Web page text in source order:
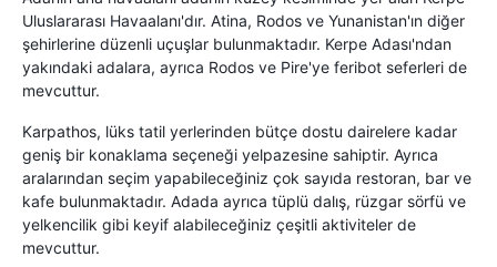
Uluslararası Havaalanı'dır. Atina, Rodos ve Yunanistan'ın diğer
şehirlerine düzenli uçuşlar bulunmaktadır. Kerpe Adası'ndan
yakındaki adalara, ayrıca Rodos ve Pire'ye feribot seferleri de
mevcuttur.
Karpathos, lüks tatil yerlerinden bütçe dostu dairelere kadar
geniş bir konaklama seçeneği yelpazesine sahiptir. Ayrıca
aralarından seçim yapabileceğiniz çok sayıda restoran, bar ve
kafe bulunmaktadır. Adada ayrıca tüplü dalış, rüzgar sörfü ve
yelkencilik gibi keyif alabileceğiniz çeşitli aktiviteler de
mevcuttur.